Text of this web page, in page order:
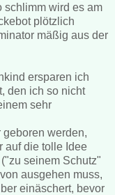
schlimm wird es am
plötzlich
mäßig aus der
ersparen ich
den ich so nicht
sehr
werden,
auf die tolle Idee
seinem Schutz"
ausgehen muss,
einäschert, bevor